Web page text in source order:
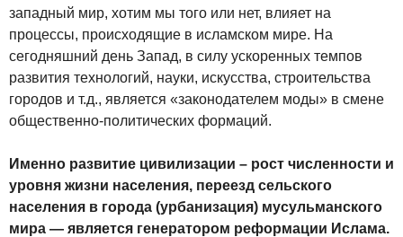
западный мир, хотим мы того или нет, влияет на
процессы, происходящие в исламском мире. На
сегодняшний день Запад, в силу ускоренных темпов
развития технологий, науки, искусства, строительства
городов и т.д., является «законодателем моды» в смене
общественно-политических формаций.
Именно развитие цивилизации – рост численности и
уровня жизни населения, переезд сельского
населения в города (урбанизация) мусульманского
мира — является генератором реформации Ислама.